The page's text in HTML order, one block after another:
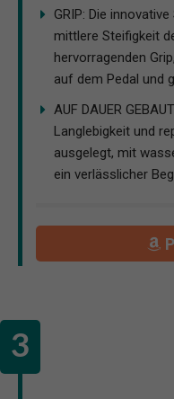
GRIP: Die
mittlere Steifigkeit
hervorragenden
auf dem Pedal und
AUF DAUER
Langlebigkeit und
ausgelegt, mit
ein verlässlicher